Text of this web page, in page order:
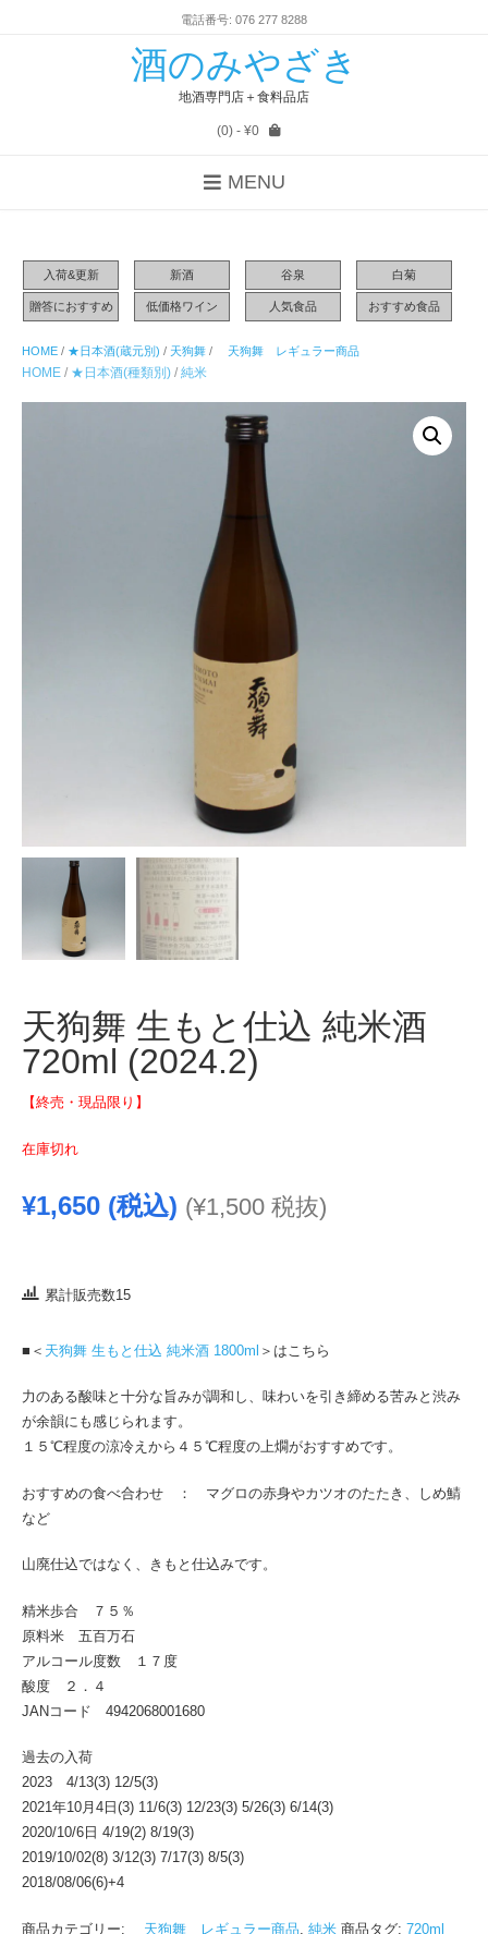
電話番号: 076 277 8288
酒のみやざき
地酒専門店＋食料品店
(0)- ¥0
MENU
入荷&更新 新酒 谷泉 白菊
贈答におすすめ 低価格ワイン 人気食品 おすすめ食品
HOME / ★日本酒(蔵元別) / 天狗舞 / 天狗舞 レギュラー商品
HOME / ★日本酒(種類別) / 純米
天狗舞 生もと仕込 純米酒
720ml (2024.2)
【終売・現品限り】
在庫切れ
¥1,650 (税込) (¥1,500 税抜)
累計販売数15
■＜ 天狗舞 生もと仕込 純米酒 1800ml ＞はこちら
力のある酸味と十分な旨みが調和し、味わいを引き締める苦みと渋み
が余韻にも感じられます。
１５℃程度の涼冷えから４５℃程度の上燗がおすすめです。
おすすめの食べ合わせ ： マグロの赤身やカツオのたたき、しめ鯖
など
山廃仕込ではなく、きもと仕込みです。
精米歩合 ７５％
原料米 五百万石
アルコール度数 １７度
酸度 ２．４
JANコード 4942068001680
過去の入荷
2023 4/13(3) 12/5(3)
2021年10月4日(3) 11/6(3) 12/23(3) 5/26(3) 6/14(3)
2020/10/6日 4/19(2) 8/19(3)
2019/10/02(8) 3/12(3) 7/17(3) 8/5(3)
2018/08/06(6)+4
商品カテゴリー: 天狗舞 レギュラー商品 純米 商品タグ: 720ml